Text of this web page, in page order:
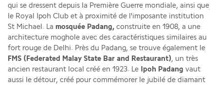
qui se dressent depuis la Première Guerre mondiale, ainsi que
le Royal Ipoh Club et à proximité de l'imposante institution
St Michael. La mosquée Padang, construite en 1908, a une
architecture moghole avec des caractéristiques similaires au
FMS (Federated Malay State Bar and Restaurant), un très
ancien restaurant local créé en 1923. Le Ipoh Padang vaut
aussi le détour, créé pour commémorer le jubilé de diamant